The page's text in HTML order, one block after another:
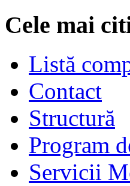
Cele mai
Listă
Contact
Structură
Program
Servicii